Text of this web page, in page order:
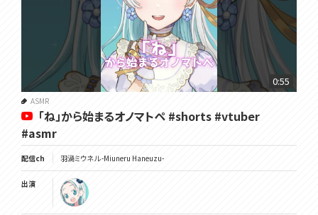
0:55
ASMR
「ね」から始まるオノマトペ #shorts #vtuber
#asmr
配信ch 羽渦ミウネル -Miuneru Haneuzu-
出演